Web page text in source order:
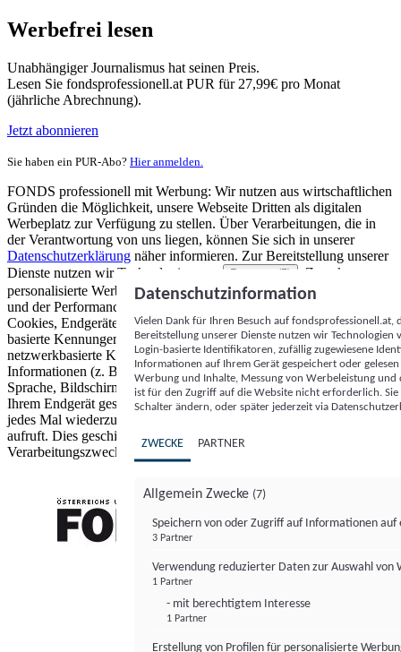
Werbefrei lesen
Unabhängiger Journalismus hat seinen Preis.
Lesen Sie fondsprofessionell.at PUR für 27,99€ pro Monat
(jährliche Abrechnung).
Jetzt abonnieren
Sie haben ein PUR-Abo? Hier anmelden.
FONDS professionell mit Werbung: Wir nutzen aus wirtschaftlichen
Gründen die Möglichkeit, unsere Webseite Dritten als digitalen
Werbeplatz zur Verfügung zu stellen. Über Verarbeitungen, die in
der Verantwortung von uns liegen, können Sie sich in unserer
Datenschutzerklärung näher informieren. Zur Bereitstellung unserer
Dienste nutzen wir Technologien von
Partnern (5)
. Zwecke:
personalisierte Werbung und Inhalte, Messung von Werbeleistung
und der Performance von Inhalten sowie Zielgruppenforschung.
Cookies, Endgeräte- oder ähnliche Online-Kennungen (z. B. login-
basierte Kennungen, zufällig generierte Kennungen,
netzwerkbasierte Kennungen) können zusammen mit anderen
Informationen (z. B. Browsertyp und Browserinformationen,
Sprache, Bildschirmgröße, unterstützte Technologien usw.) auf
Ihrem Endgerät gespeichert oder von dort ausgelesen werden, um es
jedes Mal wiederzuerkennen, wenn es eine App oder einer Webseite
aufruft. Dies geschieht für einen oder mehrere der hier aufgeführten
Verarbeitungszwecke.
Datenschutzinformation
Vielen Dank für Ihren Besuch auf
Bereitstellung unserer Dienste nutzen wir Technologien
Login-basierte Identifikatoren, zufällig zugewiesene
Informationen auf Ihrem Gerät gespeichert oder
Werbung und Inhalte, Messung von Werbeleistung
ist für den Zugriff auf die Website nicht erforderlich.
Schalter ändern, oder später jederzeit via
ZWECKE PARTNER
Allgemein Zwecke (7)
Speichern von oder Zugriff auf Informationen auf
3 Partner
Verwendung reduzierter Daten zur Auswahl von
1 Partner
- mit berechtigtem Interesse
1 Partner
Erstellung von Profilen für personalisierte
FONDS professionell